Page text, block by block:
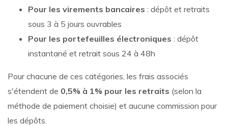
Pour les virements bancaires : dépôt et retraits
sous 3 à 5 jours ouvrables
Pour les portefeuilles électroniques : dépôt
instantané et retrait sous 24 à 48h
Pour chacune de ces catégories, les frais associés
s'étendent de 0,5% à 1% pour les retraits (selon la
méthode de paiement choisie) et aucune commission pour
les dépôts.